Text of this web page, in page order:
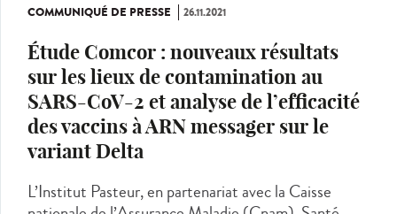
COMMUNIQUÉ DE PRESSE 26.11.2021
Étude Comcor : nouveaux résultats
sur les lieux de contamination au
SARS-CoV-2 et analyse de l’efficacité
des vaccins à ARN messager sur le
variant Delta
L’Institut Pasteur, en partenariat avec la Caisse